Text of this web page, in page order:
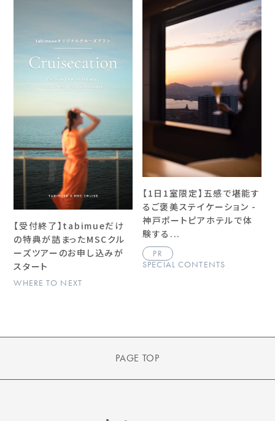
【受付終了】tabimueだけ
の特典が詰まったMSCクル
ーズツアーのお申し込みが
スタート
WHERE TO NEXT
【1日1室限定】五感で堪能す
るご褒美ステイケーション -
神戸ポートピアホテルで体
験する...
PR
SPECIAL CONTENTS
PAGE TOP